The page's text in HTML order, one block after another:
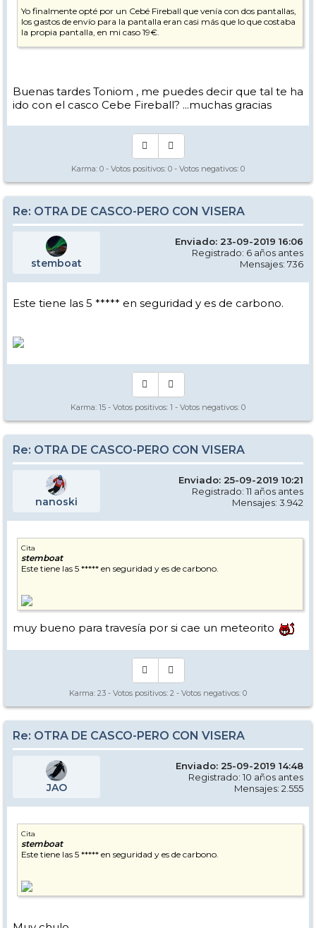
Yo finalmente opté por un Cebé Fireball que venía con dos pantallas,
los gastos de envío para la pantalla eran casi más que lo que costaba
la propia pantalla, en mi caso 19€.
Buenas tardes Toniom , me puedes decir que tal te ha
ido con el casco Cebe Fireball? ...muchas gracias
Karma: 0 - Votos positivos: 0 - Votos negativos: 0
Re: OTRA DE CASCO-PERO CON VISERA
stemboat
Enviado: 23-09-2019 16:06
Registrado: 6 años antes
Mensajes: 736
Este tiene las 5 ***** en seguridad y es de carbono.
Karma: 15 - Votos positivos: 1 - Votos negativos: 0
Re: OTRA DE CASCO-PERO CON VISERA
nanoski
Enviado: 25-09-2019 10:21
Registrado: 11 años antes
Mensajes: 3.942
Cita
stemboat
Este tiene las 5 ***** en seguridad y es de carbono.
muy bueno para travesía por si cae un meteorito
Karma: 23 - Votos positivos: 2 - Votos negativos: 0
Re: OTRA DE CASCO-PERO CON VISERA
JAO
Enviado: 25-09-2019 14:48
Registrado: 10 años antes
Mensajes: 2.555
Cita
stemboat
Este tiene las 5 ***** en seguridad y es de carbono.